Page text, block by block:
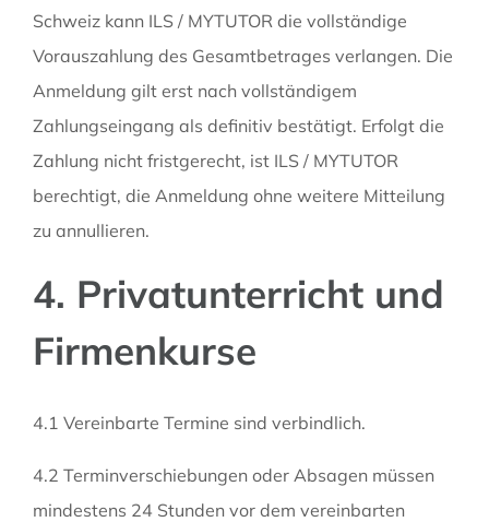
Schweiz kann ILS / MYTUTOR die vollständige
Vorauszahlung des Gesamtbetrages verlangen. Die
Anmeldung gilt erst nach vollständigem
Zahlungseingang als definitiv bestätigt. Erfolgt die
Zahlung nicht fristgerecht, ist ILS / MYTUTOR
berechtigt, die Anmeldung ohne weitere Mitteilung
zu annullieren.
4. Privatunterricht und
Firmenkurse
4.1 Vereinbarte Termine sind verbindlich.
4.2 Terminverschiebungen oder Absagen müssen
mindestens 24 Stunden vor dem vereinbarten